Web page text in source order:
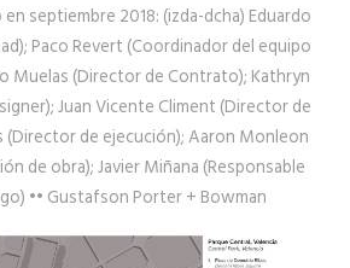
septiembre 2018: (izda-dcha) Eduardo
Paco Revert (Coordinador del equipo
Muelas (Director de Contrato); Kathryn
Juan Vicente Climent (Director de
(Director de ejecución); Aaron Monleon
de obra); Javier Miñana (Responsable
•• Gustafson Porter + Bowman